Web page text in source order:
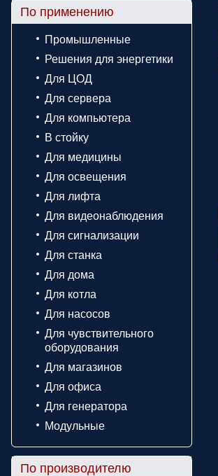
По применению
Промышленные
Решения для энергетики
Для ЦОД
Для сервера
Для компьютера
В стойку
Для медицины
Для освещения
Для лифта
Для видеонаблюдения
Для сигнализации
Для станка
Для дома
Для котла
Для насосов
Для чувствительного
оборудования
Для магазинов
Для офиса
Для генератора
Модульные
По производителю